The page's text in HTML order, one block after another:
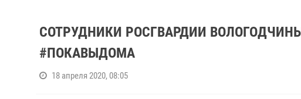
СОТРУДНИКИ РОСГВАРДИИ
#ПОКАВЫДОМА
18 апреля 2020, 08:05